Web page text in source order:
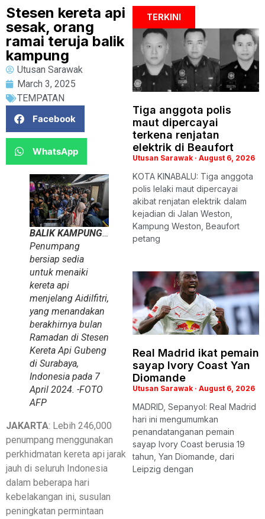
Stesen kereta api
sesak, orang
ramai teruja balik
kampung
Utusan Sarawak
March 3, 2025
TEMPATAN
Facebook
WhatsApp
BALIK KAMPUNG…
Penumpang
bersiap sedia
untuk menaiki
kereta api
menjelang Aidilfitri,
yang menandakan
berakhirnya bulan
Ramadan di Stesen
Kereta Api Gubeng
di Surabaya,
Indonesia pada 7
April 2024. -FOTO
AFP
JAKARTA: Lebih 246,000
penumpang menggunakan
perkhidmatan kereta api jarak
jauh di seluruh Indonesia
dalam beberapa hari
kebelakangan ini, susulan
peningkatan permintaan
TERKINI
Tiga anggota polis
maut dipercayai
terkena renjatan
elektrik di Beaufort
Utusan Sarawak August 6, 2026
KOTA KINABALU: Tiga anggota
polis lelaki maut dipercayai
akibat renjatan elektrik dalam
kejadian di Jalan Weston,
Kampung Weston, Beaufort
petang
Real Madrid ikat pemain
sayap Ivory Coast Yan
Diomande
Utusan Sarawak August 6, 2026
MADRID, Sepanyol: Real Madrid
hari ini mengumumkan
penandatanganan pemain
sayap Ivory Coast berusia 19
tahun, Yan Diomande, dari
Leipzig dengan